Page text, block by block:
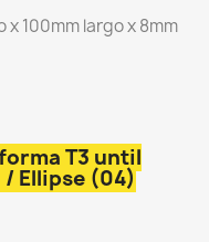
100mm largo x 8mm
T3 until
Ellipse (04)